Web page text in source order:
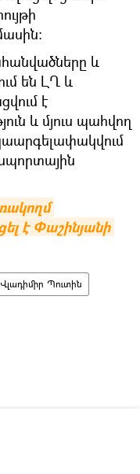
և
են ԼՂ և
է
և մյուս պահվող
է Փաշինյանի
Վլադիմիր Պուտին